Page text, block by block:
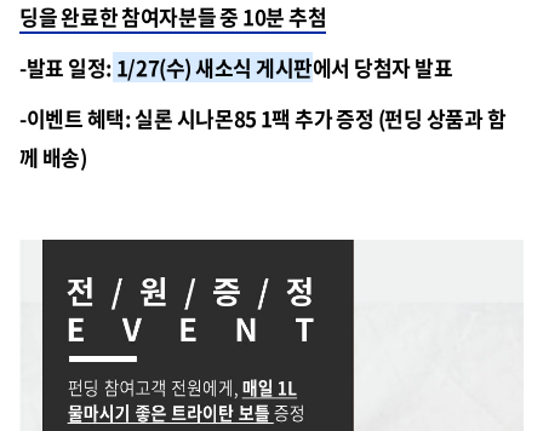
딩을 완료한 참여자분들 중 10분 추첨
-발표 일정: 1/27(수) 새소식 게시판에서 당첨자 발표
-이벤트 혜택: 실론 시나몬85 1팩 추가 증정 (펀딩 상품과 함
께 배송)